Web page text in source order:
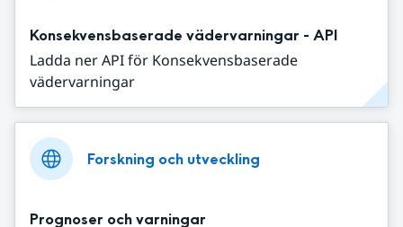
Konsekvensbaserade vädervarningar - API
Ladda ner API för Konsekvensbaserade
vädervarningar
Forskning och utveckling
Prognoser och varningar